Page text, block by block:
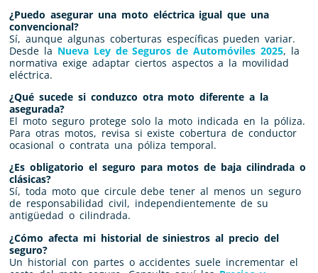
¿Puedo asegurar una moto eléctrica igual que una
convencional?
Sí, aunque algunas coberturas específicas pueden variar.
Desde la Nueva Ley de Seguros de Automóviles 2025, la
normativa exige adaptar ciertos aspectos a la movilidad
eléctrica.
¿Qué sucede si conduzco otra moto diferente a la
asegurada?
El moto seguro protege solo la moto indicada en la póliza.
Para otras motos, revisa si existe cobertura de conductor
ocasional o contrata una póliza temporal.
¿Es obligatorio el seguro para motos de baja cilindrada o
clásicas?
Sí, toda moto que circule debe tener al menos un seguro
de responsabilidad civil, independientemente de su
antigüedad o cilindrada.
¿Cómo afecta mi historial de siniestros al precio del
seguro?
Un historial con partes o accidentes suele incrementar el